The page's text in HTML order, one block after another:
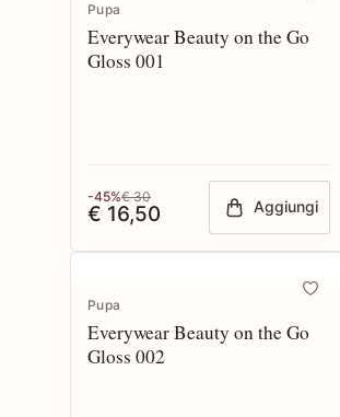
Pupa
Everywear Beauty on the Go
Gloss 001
-45%€ 30
€ 16,50 Aggiungi
Pupa
Everywear Beauty on the Go
Gloss 002